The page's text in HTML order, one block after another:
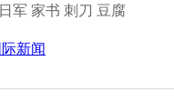
军 家书 刺刀 豆腐
际新闻